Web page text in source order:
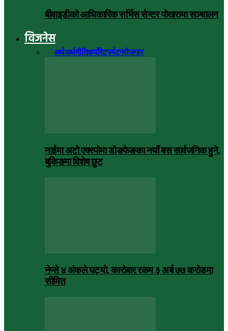
बीवाइडीको आधिकारिक सर्भिस सेन्टर पोखरामा सञ्चालन
विजनेस
अर्थअर्थनीतिकर्पोरेटपर्यटनरोजगार
नाईमा अटो एक्स्पोमा डोङफेङका नयाँ बस सार्वजनिक हुने,
बुकिङमा विशेष छुट
नेप्से ४ अंकले घट्यो, कारोबार रकम ३ अर्ब ७७ करोडमा
सीमित